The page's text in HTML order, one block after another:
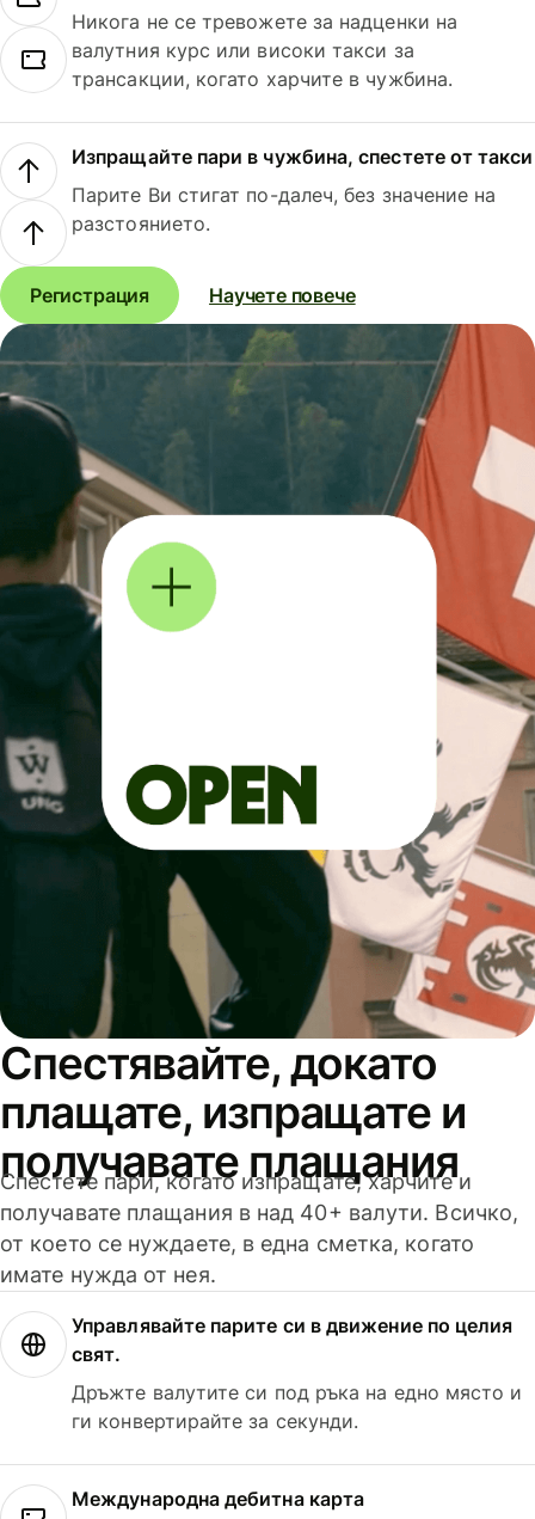
Никога не се тревожете за надценки на
валутния курс или високи такси за
трансакции, когато харчите в чужбина.
Изпращайте пари в чужбина, спестете от такси
Парите Ви стигат по-далеч, без значение на
разстоянието.
Регистрация Научете повече
Спестявайте, докато
плащате, изпращате и
получавате плащания
Спестете пари, когато изпращате, харчите и
получавате плащания в над 40+ валути. Всичко,
от което се нуждаете, в една сметка, когато
имате нужда от нея.
Управлявайте парите си в движение по целия
свят.
Дръжте валутите си под ръка на едно място и
ги конвертирайте за секунди.
Международна дебитна карта